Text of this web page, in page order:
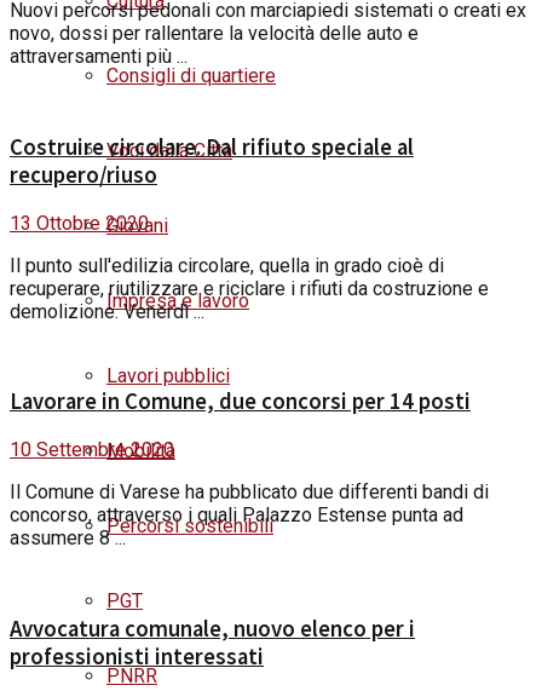
Consigli di quartiere
Voci dalla Città
Giovani
Impresa e lavoro
Lavori pubblici
Mobilità
Percorsi sostenibili
PGT
PNRR
Nuovi percorsi pedonali con marciapiedi sistemati o creati ex
novo, dossi per rallentare la velocità delle auto e
attraversamenti più ...
Costruire circolare. Dal rifiuto speciale al
recupero/riuso
13 Ottobre 2020
Il punto sull'edilizia circolare, quella in grado cioè di
recuperare, riutilizzare e riciclare i rifiuti da costruzione e
demolizione. Venerdì ...
Lavorare in Comune, due concorsi per 14 posti
10 Settembre 2020
Il Comune di Varese ha pubblicato due differenti bandi di
concorso, attraverso i quali Palazzo Estense punta ad
assumere 8 ...
Avvocatura comunale, nuovo elenco per i
professionisti interessati